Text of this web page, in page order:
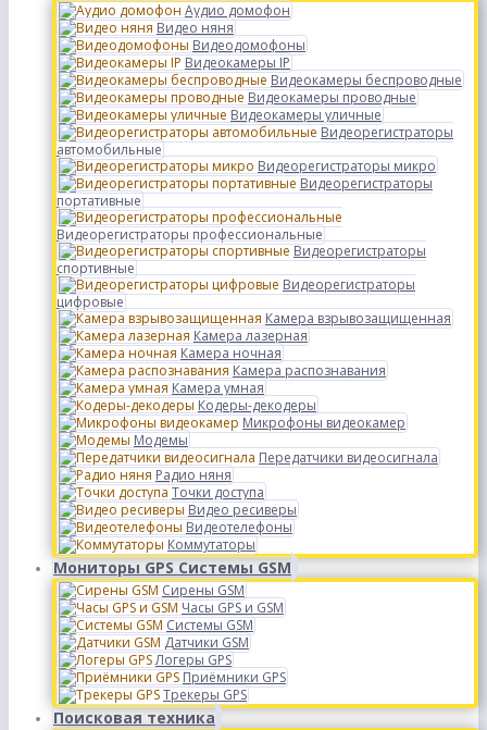
Аудио домофон
Видео няня
Видеодомофоны
Видеокамеры IP
Видеокамеры беспроводные
Видеокамеры проводные
Видеокамеры уличные
Видеорегистраторы
автомобильные
Видеорегистраторы микро
Видеорегистраторы
портативные
Видеорегистраторы профессиональные
Видеорегистраторы
спортивные
Видеорегистраторы
цифровые
Камера взрывозащищенная
Камера лазерная
Камера ночная
Камера распознавания
Камера умная
Кодеры-декодеры
Микрофоны видеокамер
Модемы
Передатчики видеосигнала
Радио няня
Точки доступа
Видео ресиверы
Видеотелефоны
Коммутаторы
Мониторы GPS Системы GSM
Сирены GSM
Часы GPS и GSM
Системы GSM
Датчики GSM
Логеры GPS
Приёмники GPS
Трекеры GPS
Поисковая техника